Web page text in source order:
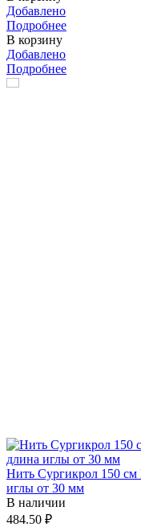
Добавлено
Подробнее
В корзину
Добавлено
Подробнее
Нить Сургикрол 150 см
иглы от 30 мм
В наличии
484.50 ₽